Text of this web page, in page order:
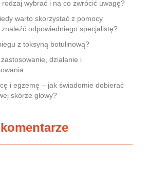
wybrać i na co zwrócić uwagę?
warto skorzystać z pomocy
odpowiedniego specjalistę?
z toksyną botulinową?
działanie i
i egzemę – jak świadomie dobierać
skórze głowy?